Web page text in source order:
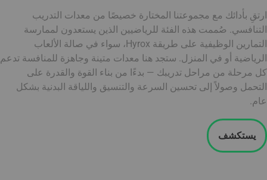
ارتقِ بأدائك مع مجموعتنا المختارة خصيصًا من معدات التدريب
التنافسي. صُممت هذه الفئة للرياضيين الذين يستعدون لممارسة
التمارين الوظيفية على طريقة Hyrox، سواء في صالة الألعاب
الرياضية أو في المنزل. ستجد هنا معدات متينة وجاهزة للمنافسة تدعم
كل مرحلة من مراحل تدريبك — بدءًا من بناء القوة والقدرة على
التحمل وصولاً إلى تحسين السرعة والتنسيق واللياقة البدنية بشكل
عام.
يستكشف